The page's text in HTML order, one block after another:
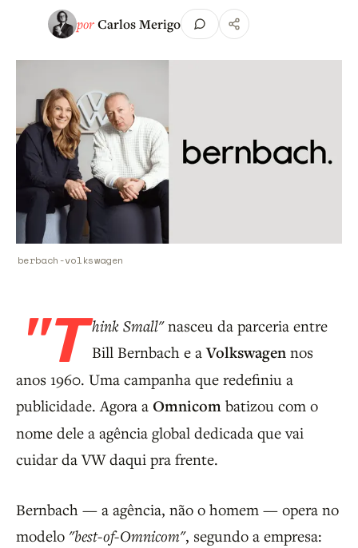
porCarlos Merigo
berbach-volkswagen
"T hink Small"nasceu da parceria entre
Bill Bernbach e aVolkswagen nos
anos 1960. Uma campanha que redefiniu a
publicidade. Agora a Omnicom batizou com o
nome dele a agência global dedicada que vai
cuidar da VW daqui pra frente.
Bernbach — a agência, não o homem — opera no
modelo "best-of-Omnicom", segundo a empresa: